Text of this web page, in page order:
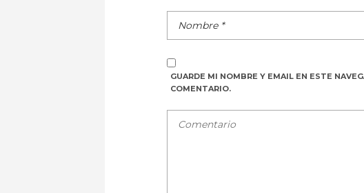
GUARDE MI NOMBRE Y EMAIL EN ESTE
COMENTARIO.